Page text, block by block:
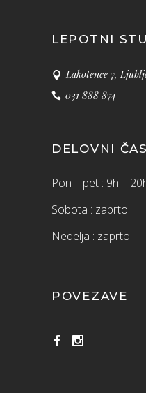
LEPOTNI
Lakotence 7,
031 888 874
DELOVNI ČAS
Pon – pet : 9h –
Sobota : zaprto
Nedelja : zaprto
POVEZAVE